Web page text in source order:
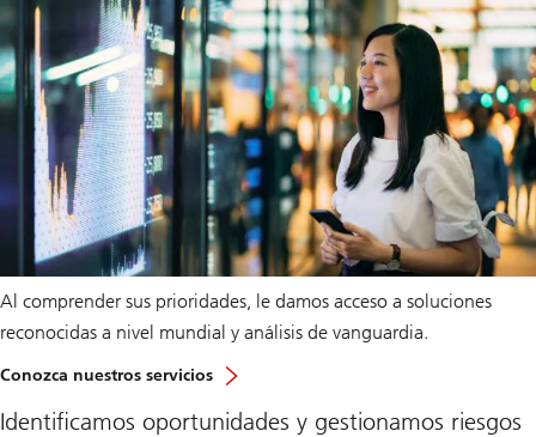
Al comprender sus prioridades, le damos acceso a soluciones
reconocidas a nivel mundial y análisis de vanguardia.
Conozca nuestros servicios
Identificamos oportunidades y gestionamos riesgos